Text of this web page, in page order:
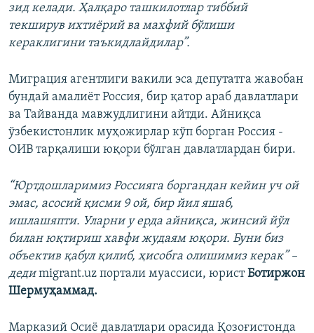
зид келади. Ҳалқаро ташкилотлар тиббий
текширув ихтиёрий ва махфий бўлиши
кераклигини таъкидлайдилар”.
Миграция агентлиги вакили эса депутатга жавобан
бундай амалиёт Россия, бир қатор араб давлатлари
ва Тайванда мавжудлигини айтди. Айниқса
ўзбекистонлик муҳожирлар кўп борган Россия -
ОИВ тарқалиши юқори бўлган давлатлардан бири.
“Юртдошларимиз Россияга боргандан кейин уч ой
эмас, асосий қисми 9 ой, бир йил яшаб,
ишлашяпти. Уларни у ерда айниқса, жинсий йўл
билан юқтириш хавфи жудаям юқори. Буни биз
объектив қабул қилиб, ҳисобга олишимиз керак” –
дедиmigrant.uz портали муассиси, юристБотиржон
Шермуҳаммад.
Марказий Осиё давлатлари орасида Қозоғистонда